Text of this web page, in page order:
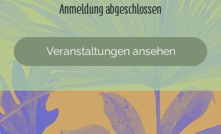
Anmeldung abgeschlossen
Veranstaltungen ansehen